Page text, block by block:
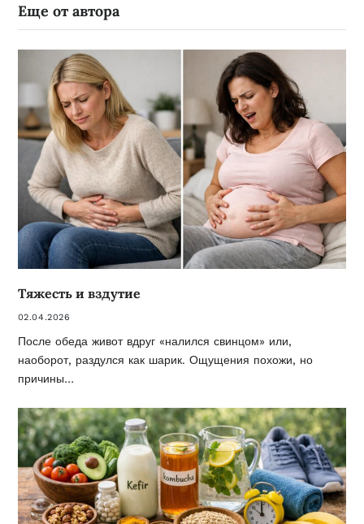
Еще от автора
Тяжесть и вздутие
02.04.2026
После обеда живот вдруг «налился свинцом» или,
наоборот, раздулся как шарик. Ощущения похожи, но
причины…